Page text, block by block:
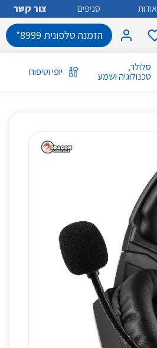
אודות סניפים צור קשר
הזמנה טלפונית 8999*
סלולר,
טכנולוגיה ושמע יופי וטיפוח